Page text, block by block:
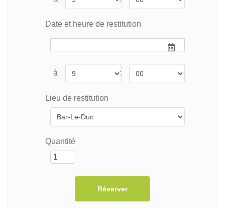
Date et heure de restitution
à :
Lieu de restitution
Quantité